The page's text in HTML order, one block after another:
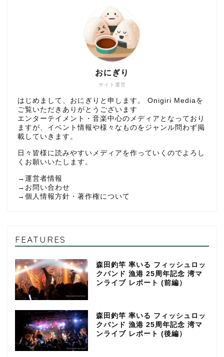
サイト運営
おにぎり
はじめまして、おにぎりと申します。 Onigiri Mediaを
ご覧いただきありがとうございます
エンターテイメント・音楽中心のメディアとなっており
ますが、イベント情報や様々なものをジャンル問わず掲
載していきます。
日々皆様に読みやすいメディアを作っていくのでよろし
くお願いいたします。
→ 運営者情報
→ お問い合わせ
→ 個人情報方針・著作権について
FEATURES
森田釣竿 率いる フィッシュロッ
クバンド 漁港 25周年記念 湾マ
ンライブ レポート (前編）
森田釣竿 率いる フィッシュロッ
クバンド 漁港 25周年記念 湾マ
ンライブ レポート (後編）